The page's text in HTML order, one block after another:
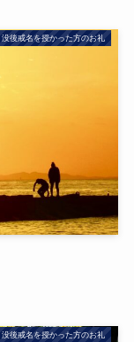
没後戒名を授かった方のお礼
没後戒名を授かった方のお礼